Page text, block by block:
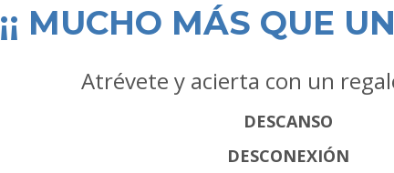
¡¡ MUCHO MÁS QUE
Atrévete y acierta con un
DESCANSO
DESCONEXIÓN